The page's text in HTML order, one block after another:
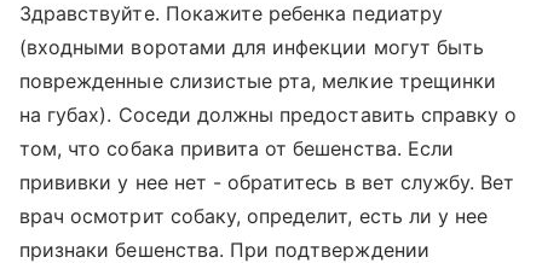
Здравствуйте. Покажите ребенка педиатру
(входными воротами для инфекции могут быть
поврежденные слизистые рта, мелкие трещинки
на губах). Соседи должны предоставить справку о
том, что собака привита от бешенства. Если
прививки у нее нет - обратитесь в вет службу. Вет
врач осмотрит собаку, определит, есть ли у нее
признаки бешенства. При подтверждении